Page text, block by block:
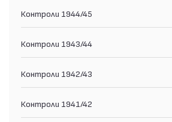
Контроли 1944/45
Контроли 1943/44
Контроли 1942/43
Контроли 1941/42